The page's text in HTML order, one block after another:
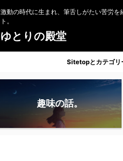
激動の時代に生まれ、筆舌しがたい苦労を
ト。
ゆとりの殿堂
Sitetopとカテゴリ
趣味の話。